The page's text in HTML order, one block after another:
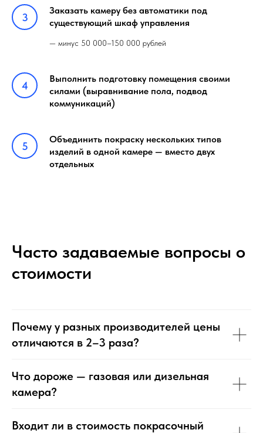
Заказать камеру без автоматики под
существующий шкаф управления
— минус 50 000–150 000 рублей
Выполнить подготовку помещения своими
силами (выравнивание пола, подвод
коммуникаций)
Объединить покраску нескольких типов
изделий в одной камере — вместо двух
отдельных
Часто задаваемые вопросы о
стоимости
Почему у разных производителей цены
отличаются в 2–3 раза?
Что дороже — газовая или дизельная
камера?
Входит ли в стоимость покрасочный